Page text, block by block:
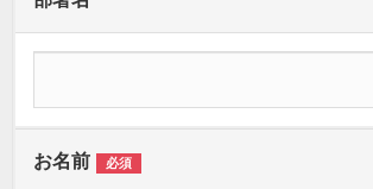
お名前 必須